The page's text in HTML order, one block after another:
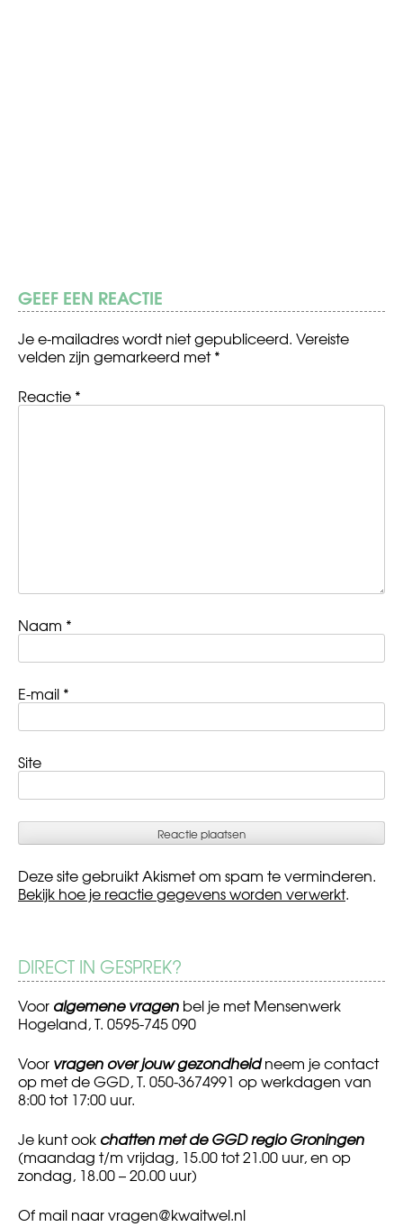
GEEF EEN REACTIE
Je e-mailadres wordt niet gepubliceerd. Vereiste
velden zijn gemarkeerd met*
Reactie *
Naam *
E-mail *
Site
Deze site gebruikt Akismet om spam te verminderen.
Bekijk hoe je reactie gegevens worden verwerkt.
DIRECT IN GESPREK?
Voor algemene vragen bel je met Mensenwerk
Hogeland, T. 0595-745 090
Voor vragen over jouw gezondheidneem je contact
op met de GGD, T. 050-3674991 op werkdagen van
8:00 tot 17:00 uur.
Je kunt ook chatten met de GGD regio Groningen
(maandag t/m vrijdag, 15.00 tot 21.00 uur, en op
zondag, 18.00 – 20.00 uur)
Of mail naarvragen@kwaitwel.nl